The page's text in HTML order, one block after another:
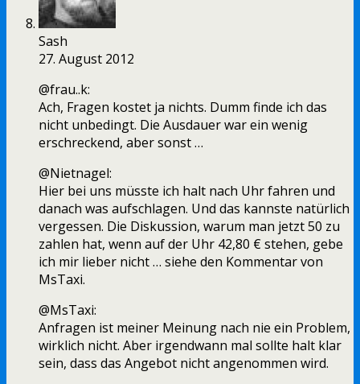
Sash
27. August 2012
@frau..k:
Ach, Fragen kostet ja nichts. Dumm finde ich das
nicht unbedingt. Die Ausdauer war ein wenig
erschreckend, aber sonst …
@Nietnagel:
Hier bei uns müsste ich halt nach Uhr fahren und
danach was aufschlagen. Und das kannste natürlich
vergessen. Die Diskussion, warum man jetzt 50 zu
zahlen hat, wenn auf der Uhr 42,80 € stehen, gebe
ich mir lieber nicht … siehe den Kommentar von
MsTaxi.
@MsTaxi:
Anfragen ist meiner Meinung nach nie ein Problem,
wirklich nicht. Aber irgendwann mal sollte halt klar
sein, dass das Angebot nicht angenommen wird.